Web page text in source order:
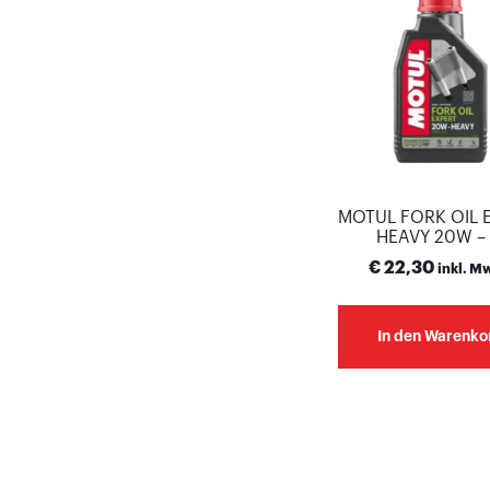
MOTUL FORK OIL
HEAVY 20W –
€22,30 inkl.
In den